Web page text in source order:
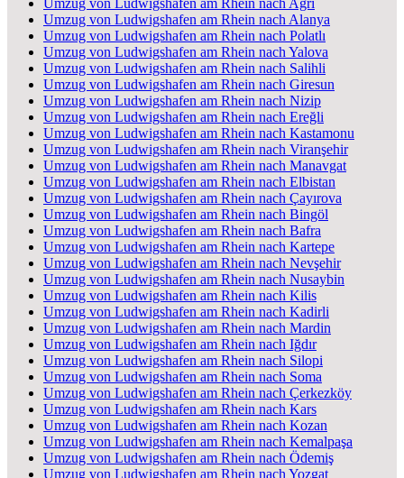
Umzug von Ludwigshafen am Rhein nach Alanya
Umzug von Ludwigshafen am Rhein nach Polatlı
Umzug von Ludwigshafen am Rhein nach Yalova
Umzug von Ludwigshafen am Rhein nach Salihli
Umzug von Ludwigshafen am Rhein nach Giresun
Umzug von Ludwigshafen am Rhein nach Nizip
Umzug von Ludwigshafen am Rhein nach Ereğli
Umzug von Ludwigshafen am Rhein nach Kastamonu
Umzug von Ludwigshafen am Rhein nach Viranşehir
Umzug von Ludwigshafen am Rhein nach Manavgat
Umzug von Ludwigshafen am Rhein nach Elbistan
Umzug von Ludwigshafen am Rhein nach Çayırova
Umzug von Ludwigshafen am Rhein nach Bingöl
Umzug von Ludwigshafen am Rhein nach Bafra
Umzug von Ludwigshafen am Rhein nach Kartepe
Umzug von Ludwigshafen am Rhein nach Nevşehir
Umzug von Ludwigshafen am Rhein nach Nusaybin
Umzug von Ludwigshafen am Rhein nach Kilis
Umzug von Ludwigshafen am Rhein nach Kadirli
Umzug von Ludwigshafen am Rhein nach Mardin
Umzug von Ludwigshafen am Rhein nach Iğdır
Umzug von Ludwigshafen am Rhein nach Silopi
Umzug von Ludwigshafen am Rhein nach Soma
Umzug von Ludwigshafen am Rhein nach Çerkezköy
Umzug von Ludwigshafen am Rhein nach Kars
Umzug von Ludwigshafen am Rhein nach Kozan
Umzug von Ludwigshafen am Rhein nach Kemalpaşa
Umzug von Ludwigshafen am Rhein nach Ödemiş
Umzug von Ludwigshafen am Rhein nach Yozgat